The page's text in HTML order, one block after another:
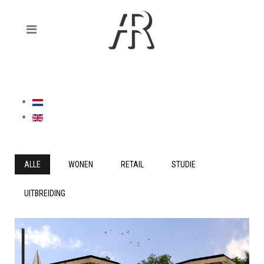
ALLE WONEN RETAIL STUDIE
UITBREIDING